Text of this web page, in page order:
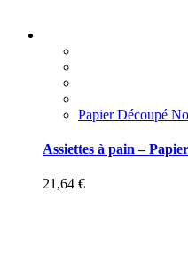
Papier Découpé
Assiettes à pain –
21,64 €